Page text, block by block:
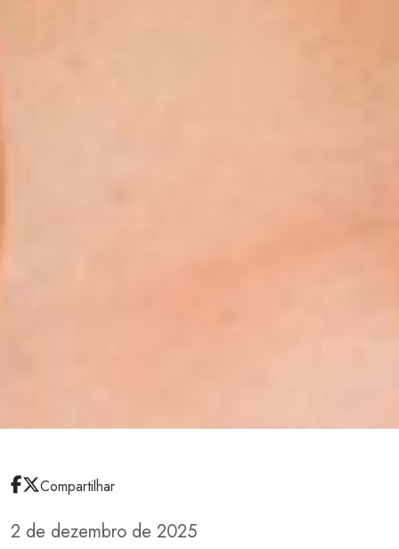
Compartilhar
2 de dezembro de 2025